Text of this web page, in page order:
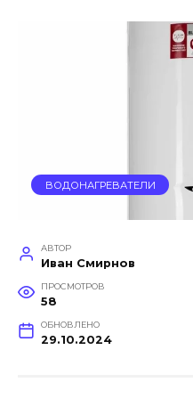
ВОДОНАГРЕВАТЕЛИ
АВТОР
Иван Смирнов
ПРОСМОТРОВ
58
ОБНОВЛЕНО
29.10.2024